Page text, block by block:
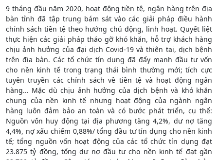
9 tháng đầu năm 2020, hoạt động tiền tệ, ngân hàng trên địa
bàn tỉnh đã tập trung bám sát vào các giải pháp điều hành
chính sách tiền tệ theo hướng chủ động, linh hoạt. Quyết liệt
thực hiện các giải pháp tháo gỡ khó khăn, hỗ trợ khách hàng
chịu ảnh hưởng của đại dịch Covid-19 và thiên tai, dịch bệnh
trên địa bàn. Các tổ chức tín dụng đã đẩy mạnh đầu tư vốn
cho nền kinh tế trong trạng thái bình thường mới; tích cực
tuyên truyền các chính sách về tiền tệ và hoạt động ngân
hàng... Mặc dù chịu ảnh hưởng của dịch bệnh và khó khăn
chung của nền kinh tế nhưng hoạt động của ngành ngân
hàng luôn đảm bảo an toàn và có bước phát triển, cụ thể:
Nguồn vốn huy động tại địa phương tăng 4,2%, dư nợ tăng
4,4%, nợ xấu chiếm 0,88%/ tổng đầu tư tín dụng cho nền kinh
tế; tổng nguồn vốn hoạt động của các tổ chức tín dụng đạt
23.875 tỷ đồng, tổng dư nợ đầu tư cho nền kinh tế đạt gần